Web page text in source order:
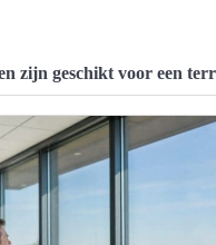
zijn geschikt voor een